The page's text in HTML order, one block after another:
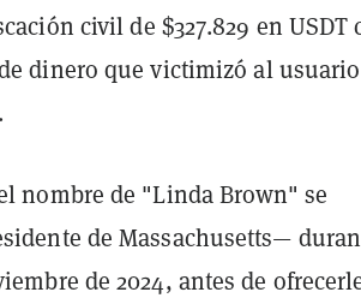
civil de $327.829 en USDT
dinero que victimizó al
nombre de "Linda Brown" se
de Massachusetts—
de 2024, antes de